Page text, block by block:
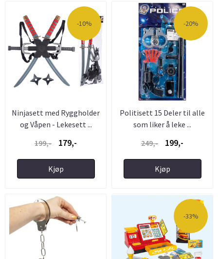
-10%
Ninjasett med Ryggholder
og Våpen - Lekesett ...
199,-
179,-
Kjøp
-20%
Politisett 15 Deler til alle
som liker å leke ...
249,-
199,-
Kjøp
-33%